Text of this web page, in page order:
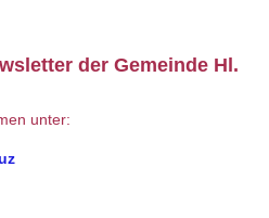
der Gemeinde Hl.
unter: